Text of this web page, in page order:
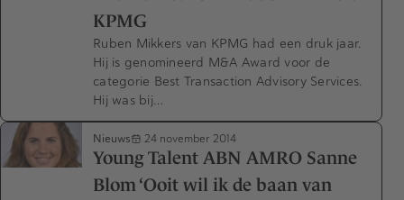
KPMG
Ruben Mikkers van KPMG had een druk jaar.
Hij is genomineerd M&A Award voor de
categorie Best Transaction Advisory Services.
Hij was bij…
Nieuws 24 november 2014
Young Talent ABN AMRO Sanne
Blom ‘Ooit wil ik de baan van